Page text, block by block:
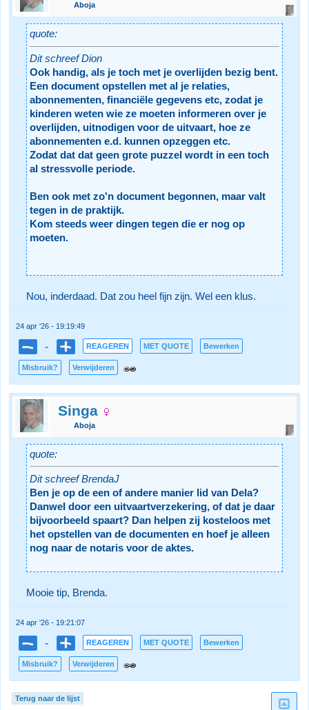
Aboja
quote:
Dit schreef Dion
Ook handig, als je toch met je overlijden bezig bent.
Een document opstellen met al je relaties,
abonnementen, financiële gegevens etc, zodat je
kinderen weten wie ze moeten informeren over je
overlijden, uitnodigen voor de uitvaart, hoe ze
abonnementen e.d. kunnen opzeggen etc.
Zodat dat dat geen grote puzzel wordt in een toch
al stressvolle periode.
Ben ook met zo'n document begonnen, maar valt
tegen in de praktijk.
Kom steeds weer dingen tegen die er nog op
moeten.
Nou, inderdaad. Dat zou heel fijn zijn. Wel een klus.
24 apr '26 - 19:19:49
- REAGEREN MET QUOTE Bewerken
Misbruik? Verwijderen
Singa
Aboja
quote:
Dit schreef BrendaJ
Ben je op de een of andere manier lid van Dela?
Danwel door een uitvaartverzekering, of dat je daar
bijvoorbeeld spaart? Dan helpen zij kosteloos met
het opstellen van de documenten en hoef je alleen
nog naar de notaris voor de aktes.
Mooie tip, Brenda.
24 apr '26 - 19:21:07
- REAGEREN MET QUOTE Bewerken
Misbruik? Verwijderen
Terug naar de lijst